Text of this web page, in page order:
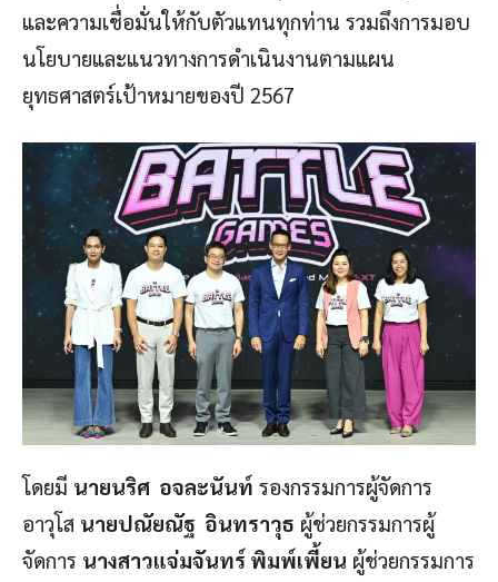
และความเชื่อมั่นให้กับตัวแทนทุกท่าน รวมถึงการมอบ
นโยบายและแนวทางการดำเนินงานตามแผน
ยุทธศาสตร์เป้าหมายของปี 2567
โดยมี นายนริศ อจละนันท์ รองกรรมการผู้จัดการ
อาวุโส นายปณัยณัฐ อินทราวุธ ผู้ช่วยกรรมการผู้
จัดการ นางสาวแจ่มจันทร์ พิมพ์เพี้ยน ผู้ช่วยกรรมการ